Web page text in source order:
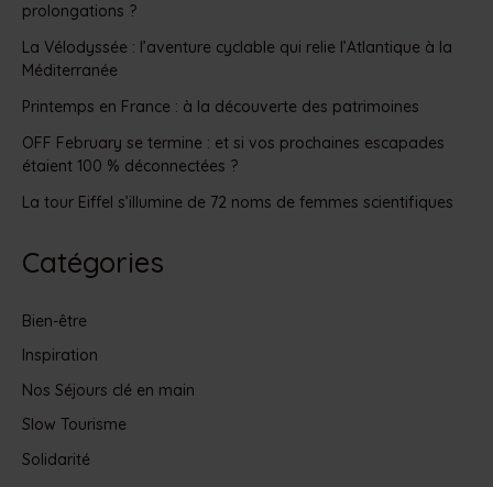
prolongations ?
La Vélodyssée : l’aventure cyclable qui relie l’Atlantique à la
Méditerranée
Printemps en France : à la découverte des patrimoines
OFF February se termine : et si vos prochaines escapades
étaient 100 % déconnectées ?
La tour Eiffel s’illumine de 72 noms de femmes scientifiques
Catégories
Bien-être
Inspiration
Nos Séjours clé en main
Slow Tourisme
Solidarité